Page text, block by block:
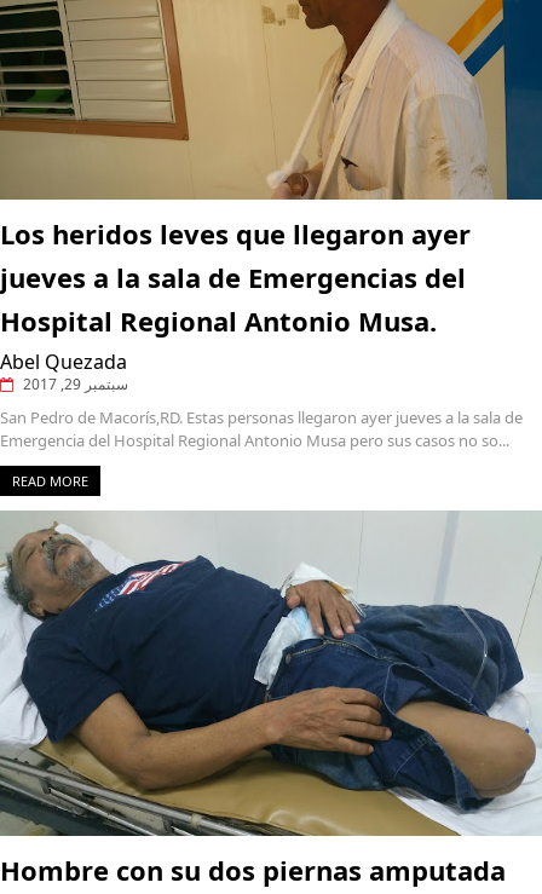
Los heridos leves que llegaron ayer
jueves a la sala de Emergencias del
Hospital Regional Antonio Musa.
Abel Quezada
سبتمبر 29, 2017
San Pedro de Macorís,RD. Estas personas llegaron ayer jueves a la sala de
Emergencia del Hospital Regional Antonio Musa pero sus casos no so...
READ MORE
Hombre con su dos piernas amputada